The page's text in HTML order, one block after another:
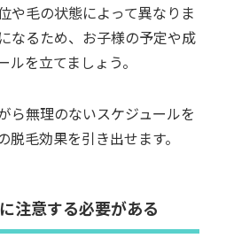
や毛の状態によって異なりま
なるため、お子様の予定や成
を立てましょう。
ら無理のないスケジュールを
毛効果を引き出せます。
注意する必要がある